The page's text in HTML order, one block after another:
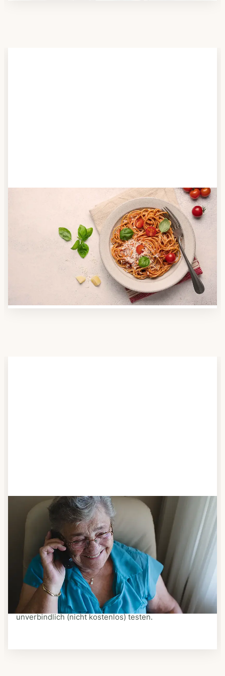
Anbieter finden
Nutzen Sie unsere große Mahlzeiten-Dienst-Suche,
um herauszufinden, welche Anbieter es in Ihrer
Region gibt und welcher am besten zu Ihnen passt.
Verschaffen Sie sich auch einen Überblick über die
Essen auf Rädern-Kosten.
Schritt 3
Bestellen & liefern lassen
Suchen Sie sich aus dem Speiseplan Ihres Anbieters
aus, was Ihnen schmeckt. Bestellen Sie telefonisch,
schriftlich oder im Online-Shop Ihres Anbieters.
Ein Kurier liefert Ihnen das bestellte Essen zum
vereinbarten Zeitpunkt nach Hause. Bei vielen
Anbietern können Sie Essen auf Rädern auch
unverbindlich (nicht kostenlos) testen.